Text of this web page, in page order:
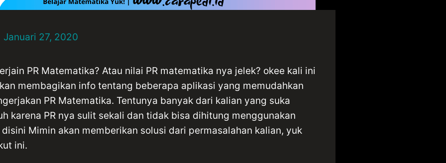
Januari 27, 2020
PR Matematika? Atau nilai PR matematika nya jelek? okee kali ini
membagikan info tentang beberapa aplikasi yang memudahkan
PR Matematika. Tentunya banyak dari kalian yang suka
karena PR nya sulit sekali dan tidak bisa dihitung menggunakan
Mimin akan memberikan solusi dari permasalahan kalian, yuk
ini.